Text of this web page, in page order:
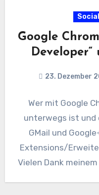
Google
Developer“
23. Dezember
Wer mit Google
unterwegs ist und
GMail und
Extensions/
Vielen Dank